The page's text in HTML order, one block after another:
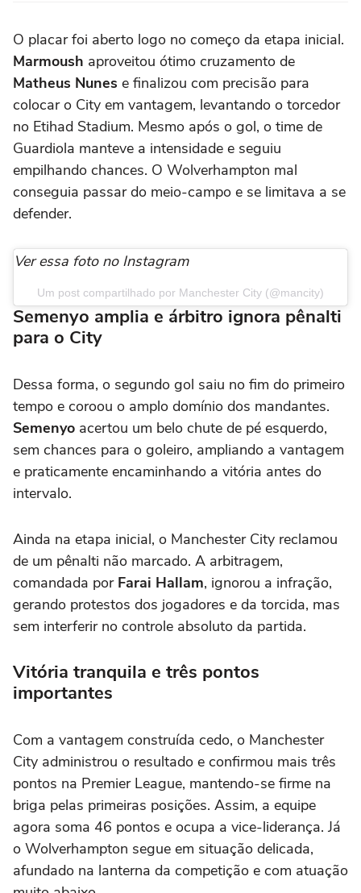
O placar foi aberto logo no começo da etapa inicial.
Marmoush aproveitou ótimo cruzamento de
Matheus Nunes e finalizou com precisão para
colocar o City em vantagem, levantando o torcedor
no Etihad Stadium. Mesmo após o gol, o time de
Guardiola manteve a intensidade e seguiu
empilhando chances. O Wolverhampton mal
conseguia passar do meio-campo e se limitava a se
defender.
Ver essa foto no Instagram
Um post compartilhado por Manchester City (@mancity)
Semenyo amplia e árbitro ignora pênalti
para o City
Dessa forma, o segundo gol saiu no fim do primeiro
tempo e coroou o amplo domínio dos mandantes.
Semenyo acertou um belo chute de pé esquerdo,
sem chances para o goleiro, ampliando a vantagem
e praticamente encaminhando a vitória antes do
intervalo.
Ainda na etapa inicial, o Manchester City reclamou
de um pênalti não marcado. A arbitragem,
comandada por Farai Hallam, ignorou a infração,
gerando protestos dos jogadores e da torcida, mas
sem interferir no controle absoluto da partida.
Vitória tranquila e três pontos
importantes
Com a vantagem construída cedo, o Manchester
City administrou o resultado e confirmou mais três
pontos na Premier League, mantendo-se firme na
briga pelas primeiras posições. Assim, a equipe
agora soma 46 pontos e ocupa a vice-liderança. Já
o Wolverhampton segue em situação delicada,
afundado na lanterna da competição e com atuação